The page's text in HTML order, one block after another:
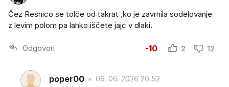
Čez Resnico se tolče od takrat ,ko je zavrnila sodelovanje
z levim polom pa lahko iščete jajc v dlaki.
Odgovori -10 2 12
poper00 06. 06. 2026 20.52